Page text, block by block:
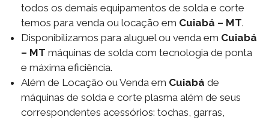
todos os demais equipamentos de solda e corte
temos para venda ou locação em Cuiabá – MT.
Disponibilizamos para aluguel ou venda em Cuiabá
– MT máquinas de solda com tecnologia de ponta
e máxima eficiência.
Além de Locação ou Venda em Cuiabá de
máquinas de solda e corte plasma além de seus
correspondentes acessórios: tochas, garras,